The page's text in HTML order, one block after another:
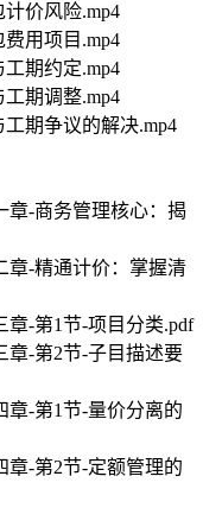
价风险.mp4
用项目.mp4
期约定.mp4
期调整.mp4
期争议的解决.mp4
章-商务管理核心：揭
章-精通计价：掌握清
章-第1节-项目分类.pdf
章-第2节-子目描述要
章-第1节-量价分离的
章-第2节-定额管理的